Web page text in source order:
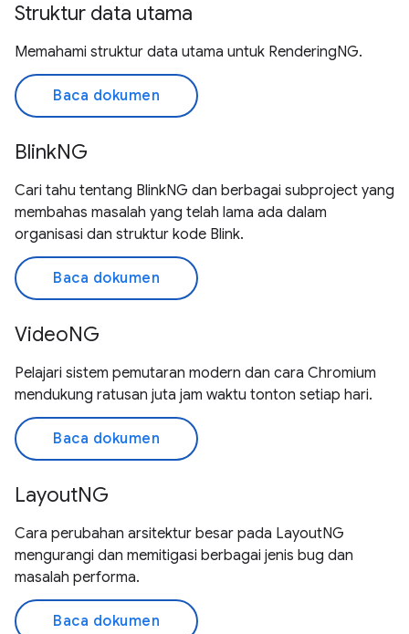
Struktur data utama
Memahami struktur data utama untuk RenderingNG.
Baca dokumen
BlinkNG
Cari tahu tentang BlinkNG dan berbagai subproject yang
membahas masalah yang telah lama ada dalam
organisasi dan struktur kode Blink.
Baca dokumen
VideoNG
Pelajari sistem pemutaran modern dan cara Chromium
mendukung ratusan juta jam waktu tonton setiap hari.
Baca dokumen
LayoutNG
Cara perubahan arsitektur besar pada LayoutNG
mengurangi dan memitigasi berbagai jenis bug dan
masalah performa.
Baca dokumen